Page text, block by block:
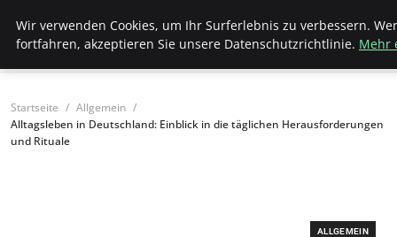
Bistro Grammophon
Startseite
Allgemein
Alltagsleben in Deutschland: Einblick in die täglichen Herausforderungen
und Rituale
ALLGEMEIN
Wir verwenden Cookies, um Ihr Surferlebnis zu verbessern.
fortfahren, akzeptieren Sie unsere Datenschutzrichtlinie. Mehr